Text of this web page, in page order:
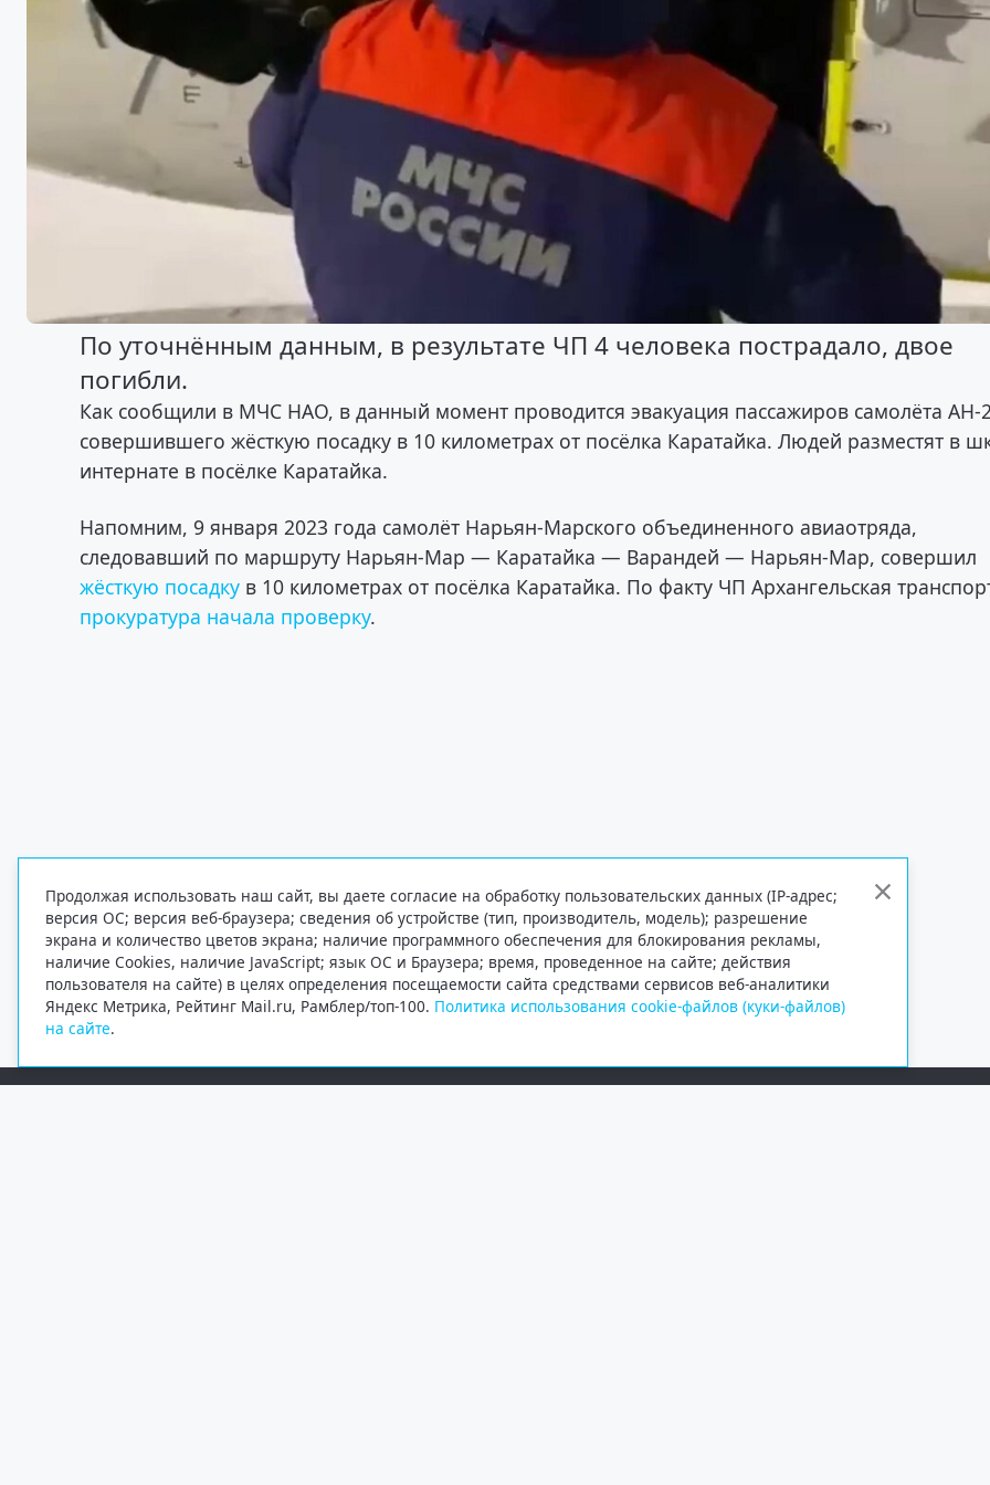
По уточнённым данным, в результате ЧП 4 человека пострадало, двое
погибли.
Как сообщили в МЧС НАО, в данный момент проводится эвакуация пассажиров самолёта АН-
совершившего жёсткую посадку в 10 километрах от посёлка Каратайка. Людей разместят в
интернате в посёлке Каратайка.
Напомним, 9 января 2023 года самолёт Нарьян-Марского объединенного авиаотряда,
следовавший по маршруту Нарьян-Мар — Каратайка — Варандей — Нарьян-Мар, совершил
жёсткую посадку в 10 километрах от посёлка Каратайка. По факту ЧП Архангельская
прокуратура начала проверку.
Продолжая использовать наш сайт, вы даете согласие на обработку пользовательских данных (IP-адрес;
версия ОС; версия веб-браузера; сведения об устройстве (тип, производитель, модель); разрешение
экрана и количество цветов экрана; наличие программного обеспечения для блокирования рекламы,
наличие Cookies, наличие JavaScript; язык ОС и Браузера; время, проведенное на сайте; действия
пользователя на сайте) в целях определения посещаемости сайта средствами сервисов веб-аналитики
Яндекс Метрика, Рейтинг Mail.ru, Рамблер/топ-100. Политика использования cookie-файлов (куки-файлов)
на сайте.